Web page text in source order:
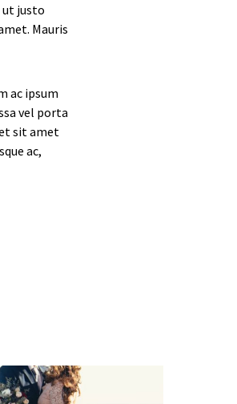
ut justo
Mauris
ac ipsum
vel porta
sit amet
ac,